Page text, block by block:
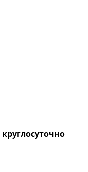
круглосуточно